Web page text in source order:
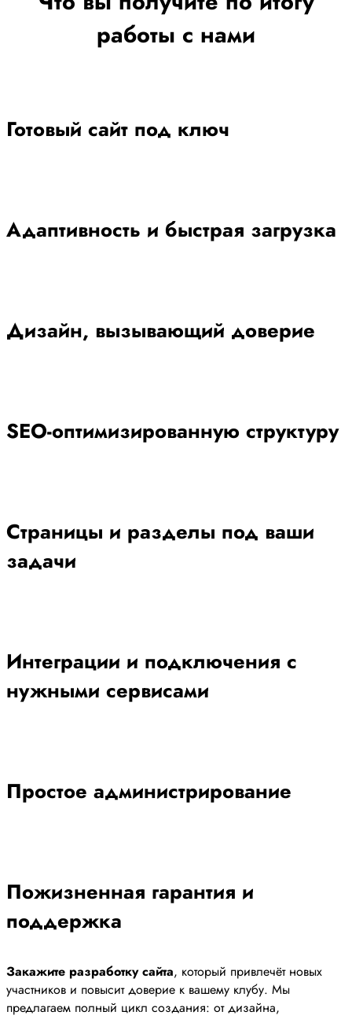
работы с нами
Готовый сайт под ключ
Адаптивность и быстрая загрузка
Дизайн, вызывающий доверие
SEO-оптимизированную структуру
Страницы и разделы под ваши
задачи
Интеграции и подключения с
нужными сервисами
Простое администрирование
Пожизненная гарантия и
поддержка
Закажите разработку сайта, который привлечёт новых
участников и повысит доверие к вашему клубу. Мы
предлагаем полный цикл создания: от дизайна,